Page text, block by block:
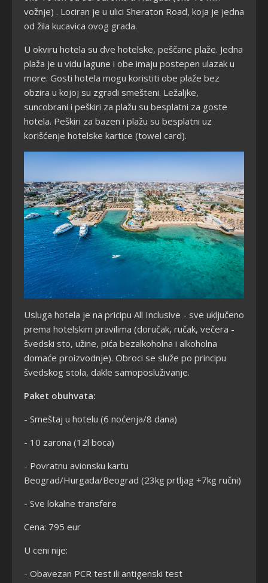
vožnje) . Lociran je u ulici Sheraton Road, koja je jedna
od žila kucavica ovog grada.
U okviru hotela su dve hotelske, peščane plaže. Jedna
plaža je u vidu lagune i obe imaju postepen ulazak u
more. Gosti hotela mogu koristiti obe plaže bez
obzira u kojoj su zgradi smešteni. Ležaljke,
suncobrani i peškiri za plažu su besplatni za goste
hotela. Peškiri za bazen i plažu su besplatni uz
korišćenje hotelske kartice (towel card).
Usluga hotela je na pricipu All Inclusive - sve uključeno
prema hotelskim pravilima (doručak, ručak, večera -
švedski sto, užine, pića bezalkoholna i alkoholna
domaće proizvodnje). Obroci se služe po principu
švedskog stola, dakle samoposluživanje.
Paket obuhvata:
- Smeštaj u hotelu (6 noćenja/8 dana)
- 10 zarona (12l boca)
- Povratnu avionsku kartu
Beograd/Hurgada/Beograd (23kg prtljag +7kg ručni)
- Sve lokalne transfere
Cena: 795 eur
U ceni nije:
- Obavezan PCR test ili antigenski test